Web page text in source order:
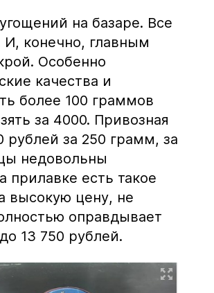
на базаре. Все
И, конечно, главным
Особенно
качества и
более 100 граммов
за 4000. Привозная
рублей за 250 грамм, за
недовольны
прилавке есть такое
высокую цену, не
оправдывает
13 750 рублей.